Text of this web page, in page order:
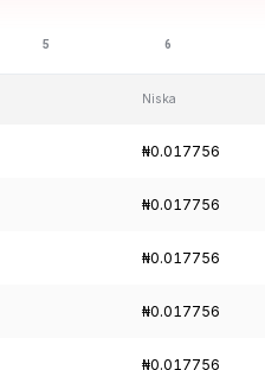
Niska
₦0.017756
₦0.017756
₦0.017756
₦0.017756
₦0.017756